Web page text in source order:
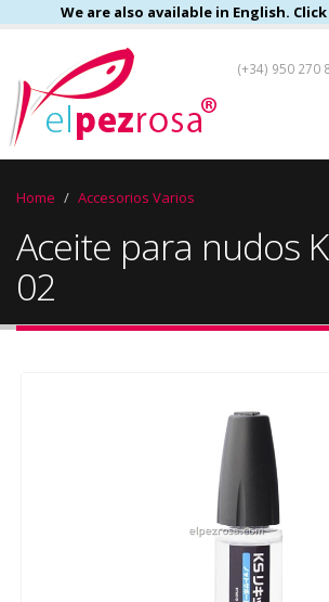
We are also available in English.
(+34) 950 270
Home Accesorios Varios
Aceite para nudos
02